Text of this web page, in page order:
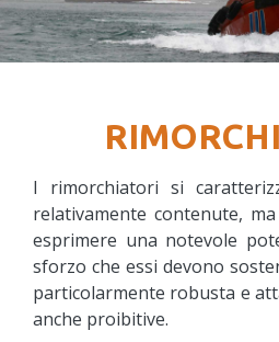
I rimorchiatori si
relativamente contenute,
esprimere una notevole
sforzo che essi devono
particolarmente robusta e
anche proibitive.